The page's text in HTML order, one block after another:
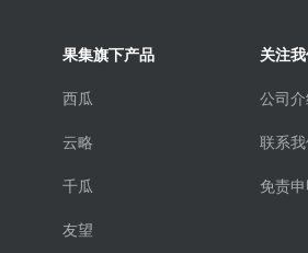
果集旗下产品
西瓜
云略
千瓜
友望
关注
公司
联系
免责